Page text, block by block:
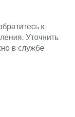
к
Уточнить
в службе